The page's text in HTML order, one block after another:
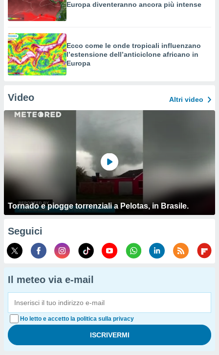
Europa diventeranno ancora più intense
Ecco come le onde tropicali influenzano
l’estensione dell’anticiclone africano in
Europa
Video Altri video
Tornado e piogge torrenziali a Pelotas, in Brasile.
Seguici
Il meteo via e-mail
Ho letto e accetto la politica sulla privacy